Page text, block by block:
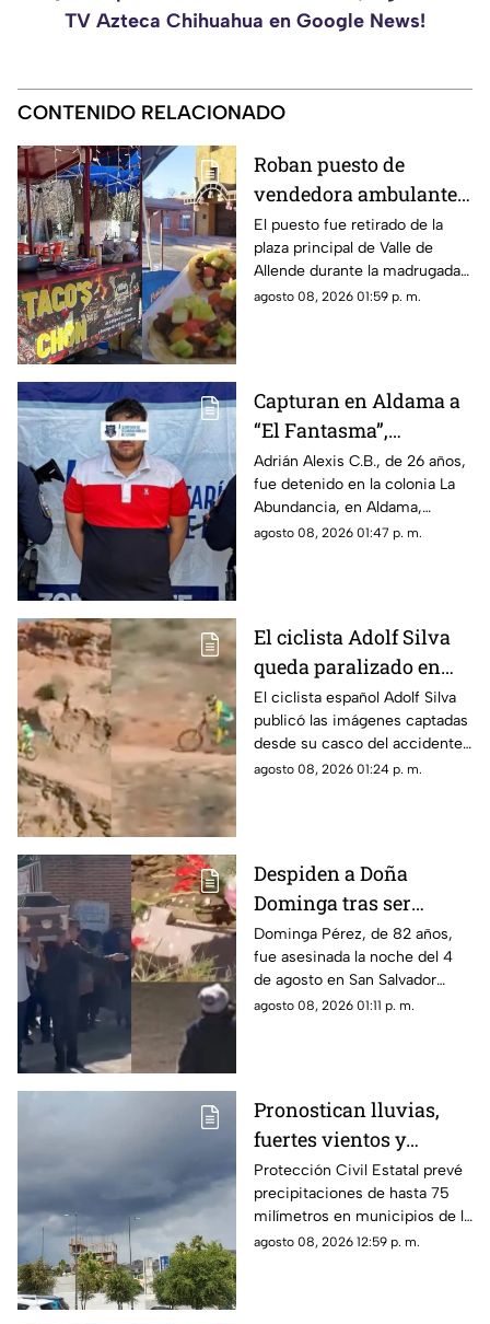
TV Azteca Chihuahua en Google News!
CONTENIDO RELACIONADO
Roban puesto de
vendedora ambulante
en Valle de Allende;
piden ayuda para
localizarlo
El puesto fue retirado de la
plaza principal de Valle de
Allende durante la madrugada,
junto con el asador, carpa,
agosto 08, 2026 01:59 p. m.
Capturan en Aldama a
“El Fantasma”,
señalado como jefe de
grupo delictivo
Adrián Alexis C.B., de 26 años,
fue detenido en la colonia La
Abundancia, en Aldama,
debido a una orden de
agosto 08, 2026 01:47 p. m.
El ciclista Adolf Silva
queda paralizado en
vivo; liberan video del
brutal accidente
El ciclista español Adolf Silva
publicó las imágenes captadas
desde su casco del accidente
que sufrió durante el Red Bull
agosto 08, 2026 01:24 p. m.
Despiden a Doña
Dominga tras ser
asesinada por 90 pesos
en Amozoc
Dominga Pérez, de 82 años,
fue asesinada la noche del 4
de agosto en San Salvador
Chachapa, Amozoc, Puebla,
agosto 08, 2026 01:11 p. m.
Pronostican lluvias,
fuertes vientos y
temperaturas de hasta
39°C para este fin de
semana en Chihuahua
Protección Civil Estatal prevé
precipitaciones de hasta 75
milímetros en municipios de la
zona suroeste, además de
agosto 08, 2026 12:59 p. m.